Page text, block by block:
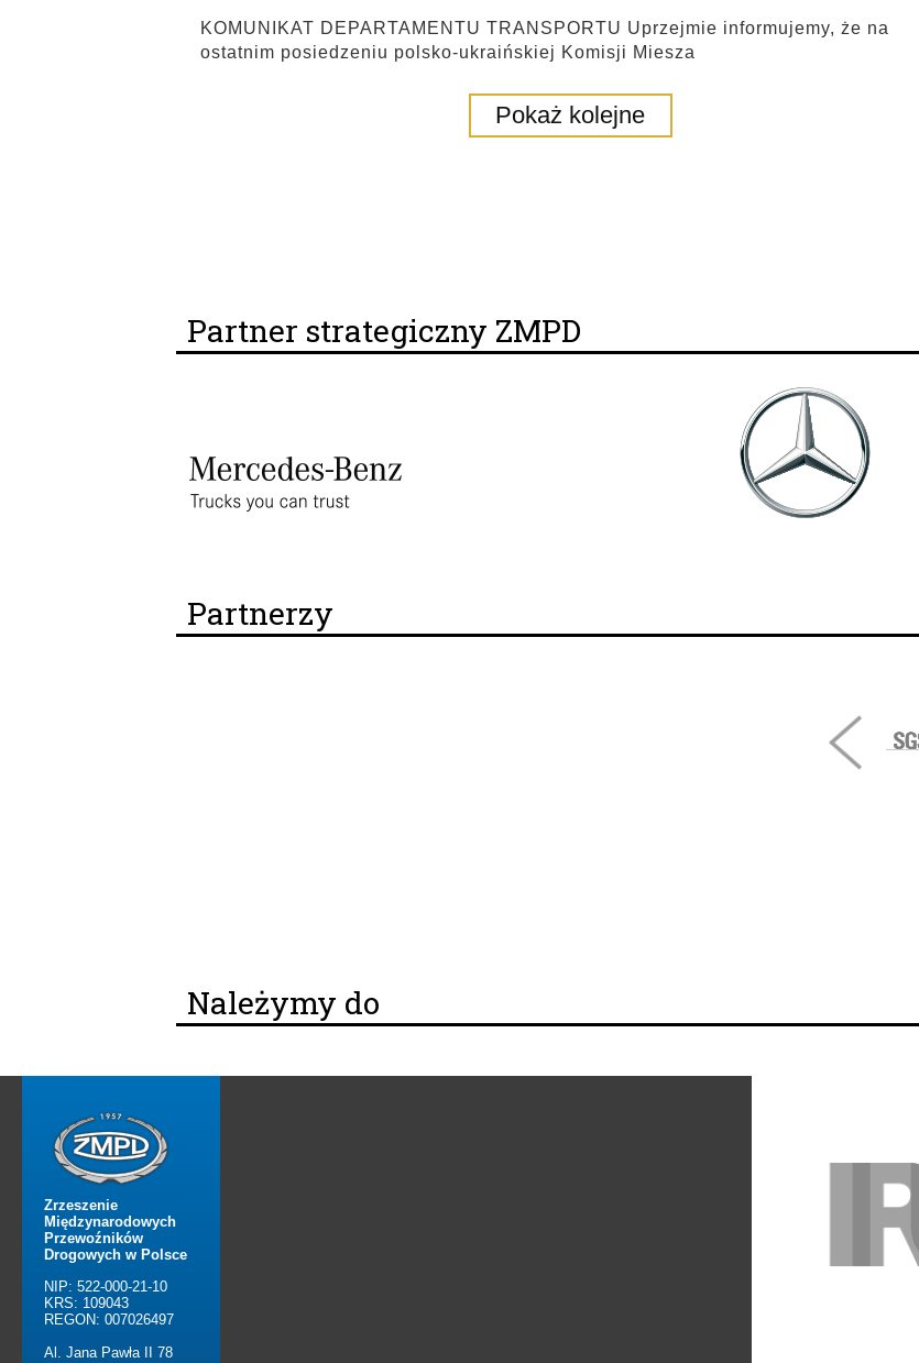
KOMUNIKAT DEPARTAMENTU TRANSPORTU Uprzejmie informujemy, że na
ostatnim posiedzeniu polsko-ukraińskiej Komisji Miesza
Pokaż kolejne
Partner strategiczny ZMPD
Partnerzy
Należymy do
Zrzeszenie
Międzynarodowych
Przewoźników
Drogowych w Polsce
NIP: 522-000-21-10
KRS: 109043
REGON: 007026497
Al. Jana Pawła II 78